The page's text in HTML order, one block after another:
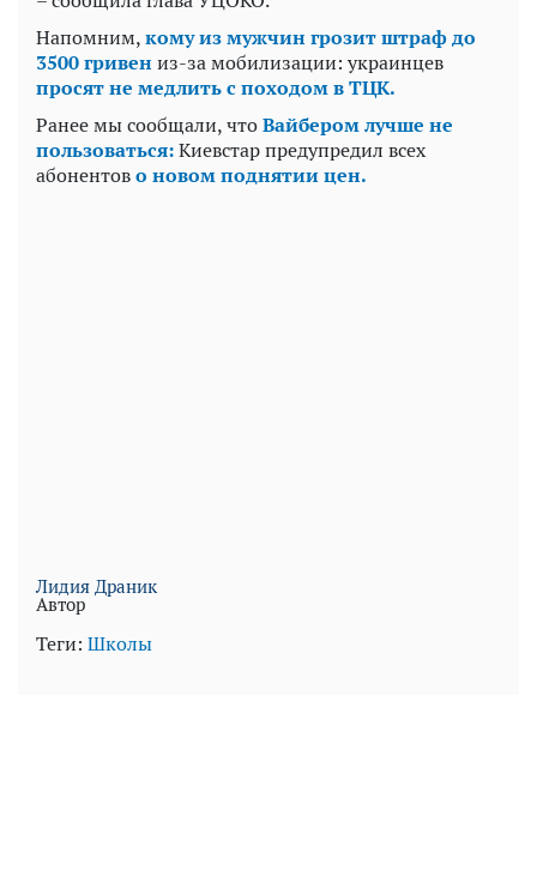
Напомним,кому из мужчин грозит штраф до
3500 гривениз-за мобилизации: украинцев
просят не медлить с походом в ТЦК.
Ранее мы сообщали, чтоВайбером лучше не
пользоваться:Киевстар предупредил всех
абонентово новом поднятии цен.
Лидия Драник
Автор
Теги: Школы